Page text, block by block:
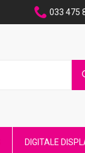
033 475
DIGITALE